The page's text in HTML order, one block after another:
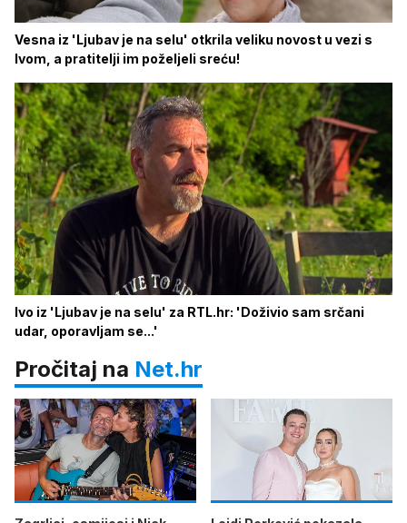
Vesna iz 'Ljubav je na selu' otkrila veliku novost u vezi s
Ivom, a pratitelji im poželjeli sreću!
Ivo iz 'Ljubav je na selu' za RTL.hr: 'Doživio sam srčani
udar, oporavljam se...'
Pročitaj na Net.hr